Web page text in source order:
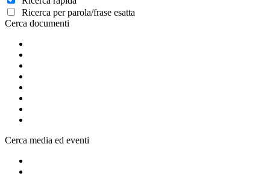
Ricerca per parola/frase esatta
Cerca documenti
Cerca media ed eventi